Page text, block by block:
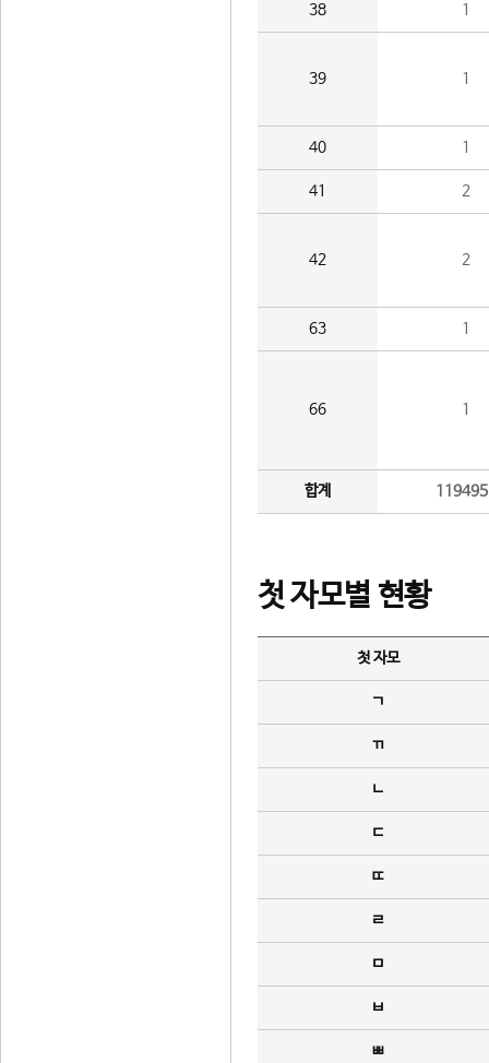
38 1
39 1
40 1
41 2
42 2
63 1
66 1
합계
첫 자모별 현황
첫 자모
ㄱ
ㄲ
ㄴ
ㄷ
ㄸ
ㄹ
ㅁ
ㅂ
ㅃ